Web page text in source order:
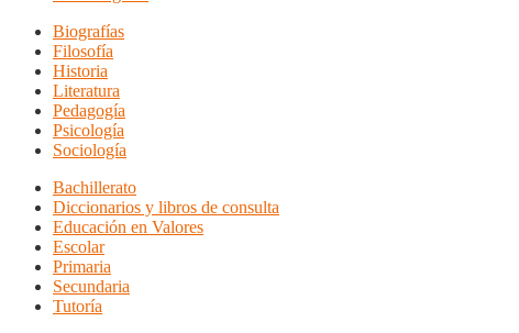
Biografías
Filosofía
Historia
Literatura
Pedagogía
Psicología
Sociología
Bachillerato
Diccionarios y libros de consulta
Educación en Valores
Escolar
Primaria
Secundaria
Tutoría